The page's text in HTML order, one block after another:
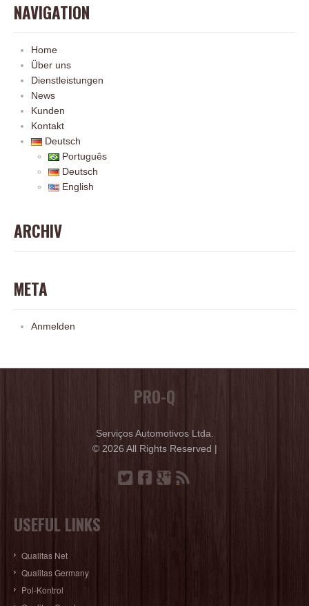
NAVIGATION
Home
Über uns
Dienstleistungen
News
Kunden
Kontakt
Deutsch
Português
Deutsch
English
ARCHIV
META
Anmelden
PRO-Q
Serviços Automotivos Ltda.
© 2026 All Rights Reserved |
USEFUL LINKS
Qualitas Net
Qualitas Germany
Pol-Kontrol